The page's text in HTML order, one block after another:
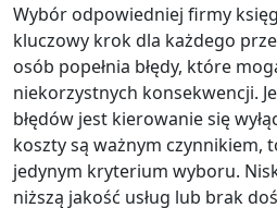
Wybór odpowiedniej firmy
kluczowy krok dla każdego
osób popełnia błędy, które
niekorzystnych konsekwencji.
błędów jest kierowanie się
koszty są ważnym czynnikiem,
jedynym kryterium wyboru.
niższą jakość usług lub brak